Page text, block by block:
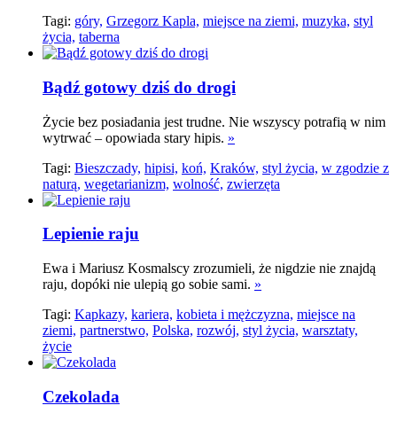
Tagi: góry, Grzegorz Kapla, miejsce na ziemi, muzyka, styl
życia, taberna
Bądź gotowy dziś do drogi
Życie bez posiadania jest trudne. Nie wszyscy potrafią w nim
wytrwać – opowiada stary hipis. »
Tagi: Bieszczady, hipisi, koń, Kraków, styl życia, w zgodzie z
naturą, wegetarianizm, wolność, zwierzęta
Lepienie raju
Ewa i Mariusz Kosmalscy zrozumieli, że nigdzie nie znajdą
raju, dopóki nie ulepią go sobie sami. »
Tagi: Kapkazy, kariera, kobieta i mężczyzna, miejsce na
ziemi, partnerstwo, Polska, rozwój, styl życia, warsztaty,
życie
Czekolada